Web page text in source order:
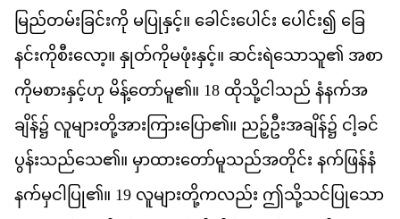
မညတမ ခငက မ ပနင့်။ ခ ငပ င ပ င်း၍ ခ
နငကစလော့။ နတကမဖနင့်။ ဆငရသသူ၏ အစ
ကမစနငဟ မနတမူ၏။ 18 ထသင သည နနကအ
ခန်၌ လမတအ ကပြော၏။ ညဉဦအခန်၌ င ခင
ပနသညသေ၏။ မထတမသညအတင နက ဖနန
နကမင ပြု၏။ 19 လမတကလည ဤသသင ပသ